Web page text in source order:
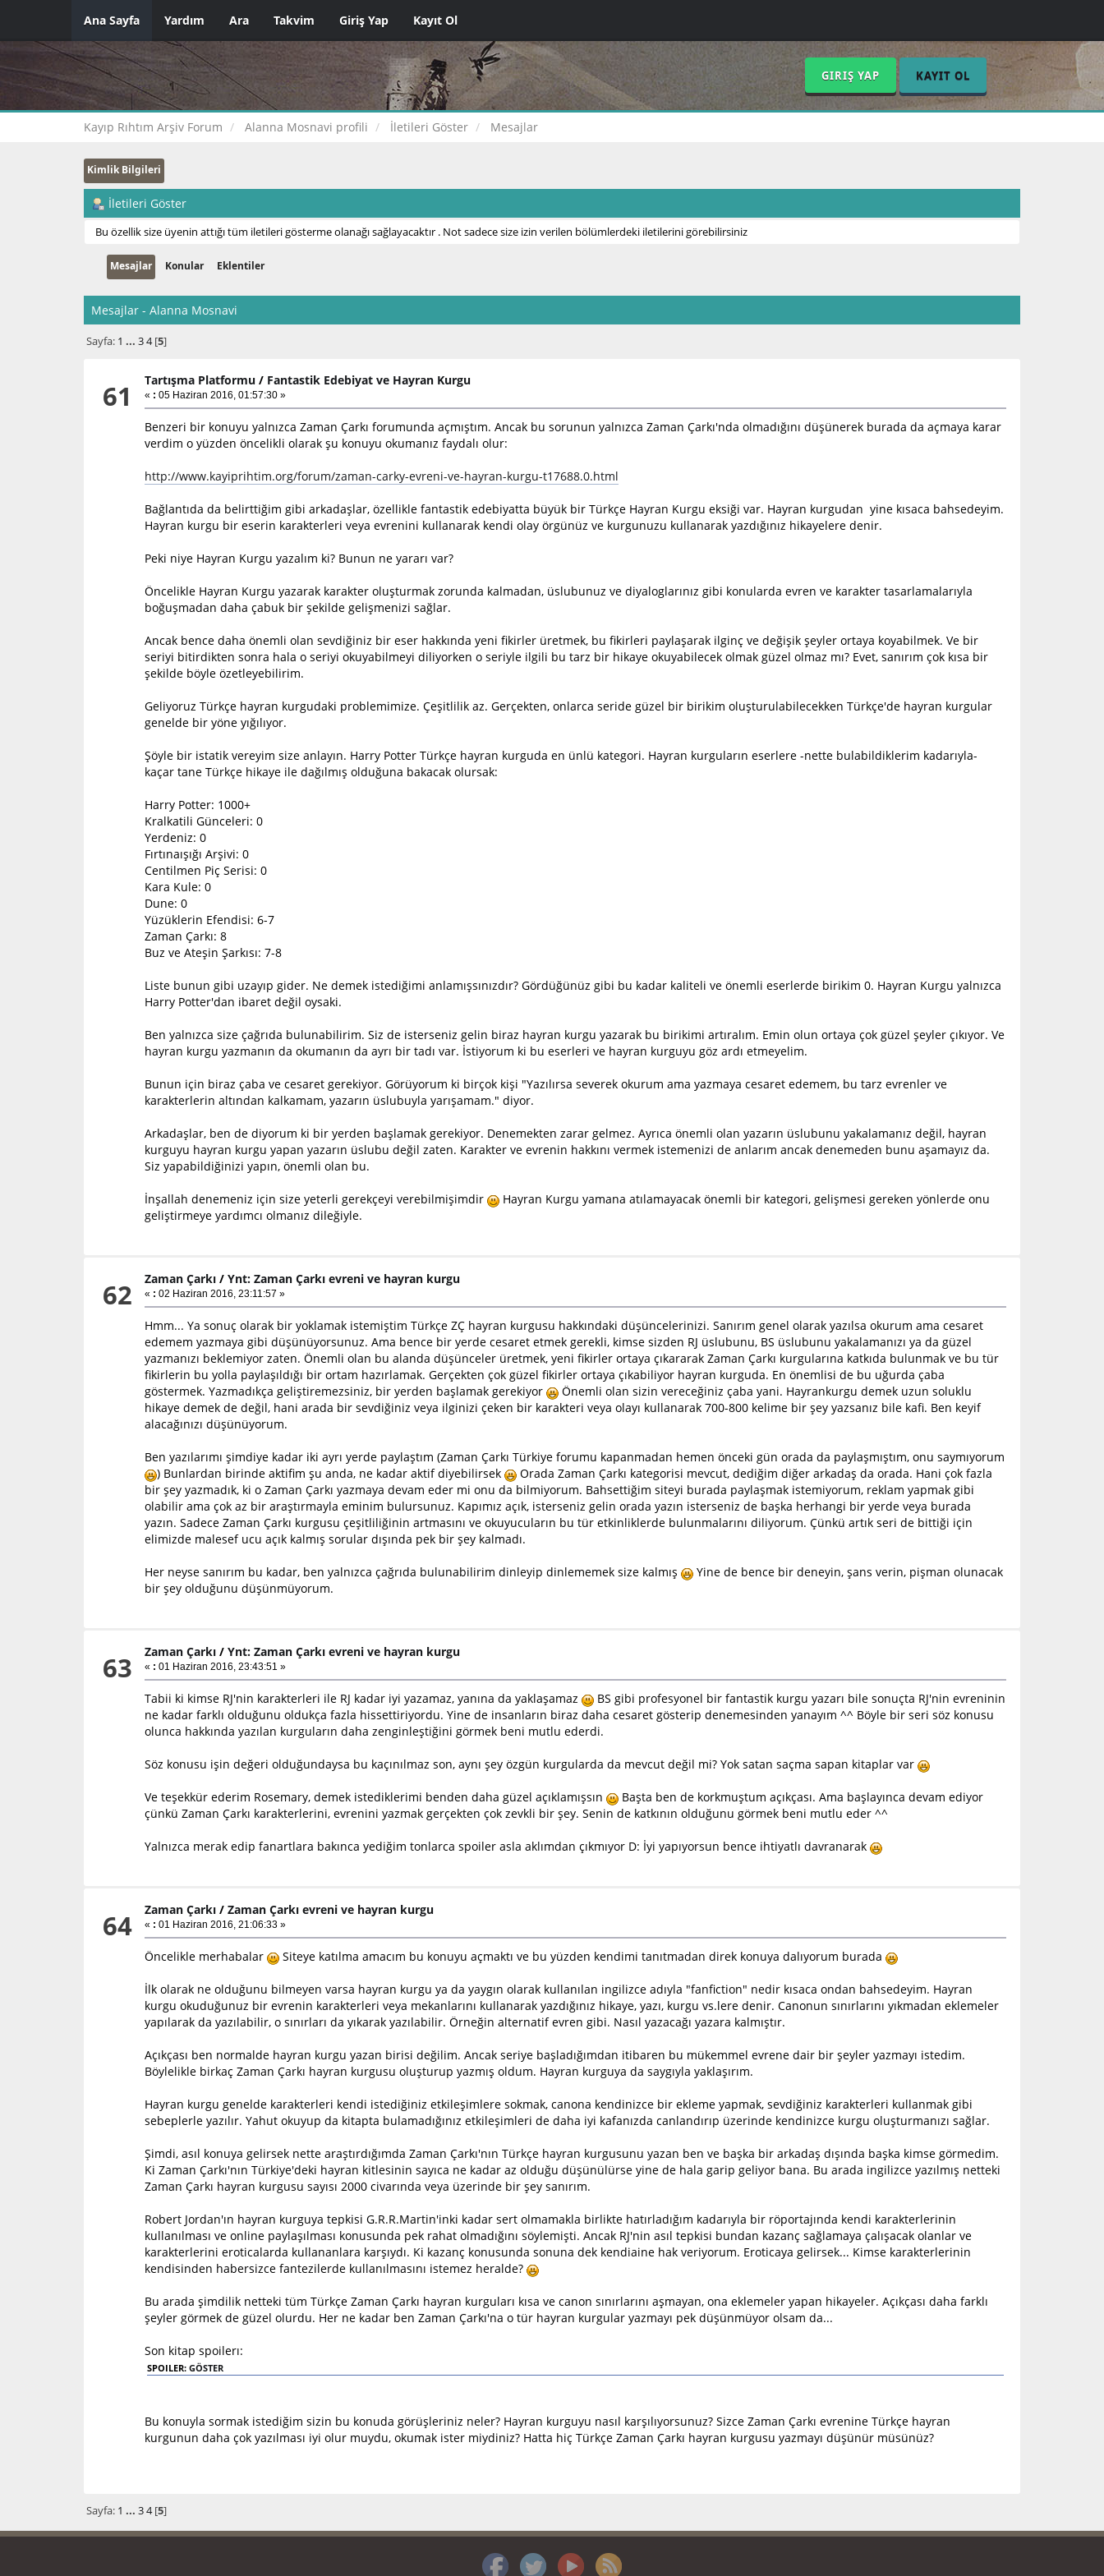
Ana Sayfa Yardım Ara Takvim Giriş Yap Kayıt Ol
GIRIŞ YAP KAYIT OL
Kayıp Rıhtım Arşiv Forum Alanna Mosnavi profili İletileri Göster Mesajlar
Kimlik Bilgileri
İletileri Göster
Bu özellik size üyenin attığı tüm iletileri gösterme olanağı sağlayacaktır . Not sadece size izin verilen bölümlerdeki iletilerini görebilirsiniz
Mesajlar Konular Eklentiler
Mesajlar - Alanna Mosnavi
Sayfa: 1 ... 3 4[5]
61 Tartışma Platformu / Fantastik Edebiyat ve Hayran Kurgu
« : 05 Haziran 2016, 01:57:30 »
Benzeri bir konuyu yalnızca Zaman Çarkı forumunda açmıştım. Ancak bu sorunun yalnızca Zaman Çarkı'nda olmadığını düşünerek burada da açmaya karar
verdim o yüzden öncelikli olarak şu konuyu okumanız faydalı olur:
http://www.kayiprihtim.org/forum/zaman-carky-evreni-ve-hayran-kurgu-t17688.0.html
Bağlantıda da belirttiğim gibi arkadaşlar, özellikle fantastik edebiyatta büyük bir Türkçe Hayran Kurgu eksiği var. Hayran kurgudan yine kısaca bahsedeyim.
Hayran kurgu bir eserin karakterleri veya evrenini kullanarak kendi olay örgünüz ve kurgunuzu kullanarak yazdığınız hikayelere denir.
Peki niye Hayran Kurgu yazalım ki? Bunun ne yararı var?
Öncelikle Hayran Kurgu yazarak karakter oluşturmak zorunda kalmadan, üslubunuz ve diyaloglarınız gibi konularda evren ve karakter tasarlamalarıyla
boğuşmadan daha çabuk bir şekilde gelişmenizi sağlar.
Ancak bence daha önemli olan sevdiğiniz bir eser hakkında yeni fikirler üretmek, bu fikirleri paylaşarak ilginç ve değişik şeyler ortaya koyabilmek. Ve bir
seriyi bitirdikten sonra hala o seriyi okuyabilmeyi diliyorken o seriyle ilgili bu tarz bir hikaye okuyabilecek olmak güzel olmaz mı? Evet, sanırım çok kısa bir
şekilde böyle özetleyebilirim.
Geliyoruz Türkçe hayran kurgudaki problemimize. Çeşitlilik az. Gerçekten, onlarca seride güzel bir birikim oluşturulabilecekken Türkçe'de hayran kurgular
genelde bir yöne yığılıyor.
Şöyle bir istatik vereyim size anlayın. Harry Potter Türkçe hayran kurguda en ünlü kategori. Hayran kurguların eserlere -nette bulabildiklerim kadarıyla-
kaçar tane Türkçe hikaye ile dağılmış olduğuna bakacak olursak:
Harry Potter: 1000+
Kralkatili Günceleri: 0
Yerdeniz: 0
Fırtınaışığı Arşivi: 0
Centilmen Piç Serisi: 0
Kara Kule: 0
Dune: 0
Yüzüklerin Efendisi: 6-7
Zaman Çarkı: 8
Buz ve Ateşin Şarkısı: 7-8
Liste bunun gibi uzayıp gider. Ne demek istediğimi anlamışsınızdır? Gördüğünüz gibi bu kadar kaliteli ve önemli eserlerde birikim 0. Hayran Kurgu yalnızca
Harry Potter'dan ibaret değil oysaki.
Ben yalnızca size çağrıda bulunabilirim. Siz de isterseniz gelin biraz hayran kurgu yazarak bu birikimi artıralım. Emin olun ortaya çok güzel şeyler çıkıyor. Ve
hayran kurgu yazmanın da okumanın da ayrı bir tadı var. İstiyorum ki bu eserleri ve hayran kurguyu göz ardı etmeyelim.
Bunun için biraz çaba ve cesaret gerekiyor. Görüyorum ki birçok kişi "Yazılırsa severek okurum ama yazmaya cesaret edemem, bu tarz evrenler ve
karakterlerin altından kalkamam, yazarın üslubuyla yarışamam." diyor.
Arkadaşlar, ben de diyorum ki bir yerden başlamak gerekiyor. Denemekten zarar gelmez. Ayrıca önemli olan yazarın üslubunu yakalamanız değil, hayran
kurguyu hayran kurgu yapan yazarın üslubu değil zaten. Karakter ve evrenin hakkını vermek istemenizi de anlarım ancak denemeden bunu aşamayız da.
Siz yapabildiğinizi yapın, önemli olan bu.
İnşallah denemeniz için size yeterli gerekçeyi verebilmişimdir
Hayran Kurgu yamana atılamayacak önemli bir kategori, gelişmesi gereken yönlerde onu
geliştirmeye yardımcı olmanız dileğiyle.
62 Zaman Çarkı /Ynt: Zaman Çarkı evreni ve hayran kurgu
« : 02 Haziran 2016, 23:11:57 »
Hmm... Ya sonuç olarak bir yoklamak istemiştim Türkçe ZÇ hayran kurgusu hakkındaki düşüncelerinizi. Sanırım genel olarak yazılsa okurum ama cesaret
edemem yazmaya gibi düşünüyorsunuz. Ama bence bir yerde cesaret etmek gerekli, kimse sizden RJ üslubunu, BS üslubunu yakalamanızı ya da güzel
yazmanızı beklemiyor zaten. Önemli olan bu alanda düşünceler üretmek, yeni fikirler ortaya çıkararak Zaman Çarkı kurgularına katkıda bulunmak ve bu tür
fikirlerin bu yolla paylaşıldığı bir ortam hazırlamak. Gerçekten çok güzel fikirler ortaya çıkabiliyor hayran kurguda. En önemlisi de bu uğurda çaba
göstermek. Yazmadıkça geliştiremezsiniz, bir yerden başlamak gerekiyor
Önemli olan sizin vereceğiniz çaba yani. Hayrankurgu demek uzun soluklu
hikaye demek de değil, hani arada bir sevdiğiniz veya ilginizi çeken bir karakteri veya olayı kullanarak 700-800 kelime bir şey yazsanız bile kafi. Ben keyif
alacağınızı düşünüyorum.
Ben yazılarımı şimdiye kadar iki ayrı yerde paylaştım (Zaman Çarkı Türkiye forumu kapanmadan hemen önceki gün orada da paylaşmıştım, onu saymıyorum
) Bunlardan birinde aktifim şu anda, ne kadar aktif diyebilirsek
Orada Zaman Çarkı kategorisi mevcut, dediğim diğer arkadaş da orada. Hani çok fazla
bir şey yazmadık, ki o Zaman Çarkı yazmaya devam eder mi onu da bilmiyorum. Bahsettiğim siteyi burada paylaşmak istemiyorum, reklam yapmak gibi
olabilir ama çok az bir araştırmayla eminim bulursunuz. Kapımız açık, isterseniz gelin orada yazın isterseniz de başka herhangi bir yerde veya burada
yazın. Sadece Zaman Çarkı kurgusu çeşitliliğinin artmasını ve okuyucuların bu tür etkinliklerde bulunmalarını diliyorum. Çünkü artık seri de bittiği için
elimizde malesef ucu açık kalmış sorular dışında pek bir şey kalmadı.
Her neyse sanırım bu kadar, ben yalnızca çağrıda bulunabilirim dinleyip dinlememek size kalmış
Yine de bence bir deneyin, şans verin, pişman olunacak
bir şey olduğunu düşünmüyorum.
63 Zaman Çarkı /Ynt: Zaman Çarkı evreni ve hayran kurgu
« : 01 Haziran 2016, 23:43:51 »
Tabii ki kimse RJ'nin karakterleri ile RJ kadar iyi yazamaz, yanına da yaklaşamaz
BS gibi profesyonel bir fantastik kurgu yazarı bile sonuçta RJ'nin evreninin
ne kadar farklı olduğunu oldukça fazla hissettiriyordu. Yine de insanların biraz daha cesaret gösterip denemesinden yanayım ^^ Böyle bir seri söz konusu
olunca hakkında yazılan kurguların daha zenginleştiğini görmek beni mutlu ederdi.
Söz konusu işin değeri olduğundaysa bu kaçınılmaz son, aynı şey özgün kurgularda da mevcut değil mi? Yok satan saçma sapan kitaplar var
Ve teşekkür ederim Rosemary, demek istediklerimi benden daha güzel açıklamışsın
Başta ben de korkmuştum açıkçası. Ama başlayınca devam ediyor
çünkü Zaman Çarkı karakterlerini, evrenini yazmak gerçekten çok zevkli bir şey. Senin de katkının olduğunu görmek beni mutlu eder ^^
Yalnızca merak edip fanartlara bakınca yediğim tonlarca spoiler asla aklımdan çıkmıyor D: İyi yapıyorsun bence ihtiyatlı davranarak
64 Zaman Çarkı /Zaman Çarkı evreni ve hayran kurgu
« : 01 Haziran 2016, 21:06:33 »
Öncelikle merhabalar Siteye katılma amacım bu konuyu açmaktı ve bu yüzden kendimi tanıtmadan direk konuya dalıyorum burada
İlk olarak ne olduğunu bilmeyen varsa hayran kurgu ya da yaygın olarak kullanılan ingilizce adıyla "fanfiction" nedir kısaca ondan bahsedeyim. Hayran
kurgu okuduğunuz bir evrenin karakterleri veya mekanlarını kullanarak yazdığınız hikaye, yazı, kurgu vs.lere denir. Canonun sınırlarını yıkmadan eklemeler
yapılarak da yazılabilir, o sınırları da yıkarak yazılabilir. Örneğin alternatif evren gibi. Nasıl yazacağı yazara kalmıştır.
Açıkçası ben normalde hayran kurgu yazan birisi değilim. Ancak seriye başladığımdan itibaren bu mükemmel evrene dair bir şeyler yazmayı istedim.
Böylelikle birkaç Zaman Çarkı hayran kurgusu oluşturup yazmış oldum. Hayran kurguya da saygıyla yaklaşırım.
Hayran kurgu genelde karakterleri kendi istediğiniz etkileşimlere sokmak, canona kendinizce bir ekleme yapmak, sevdiğiniz karakterleri kullanmak gibi
sebeplerle yazılır. Yahut okuyup da kitapta bulamadığınız etkileşimleri de daha iyi kafanızda canlandırıp üzerinde kendinizce kurgu oluşturmanızı sağlar.
Şimdi, asıl konuya gelirsek nette araştırdığımda Zaman Çarkı'nın Türkçe hayran kurgusunu yazan ben ve başka bir arkadaş dışında başka kimse görmedim.
Ki Zaman Çarkı'nın Türkiye'deki hayran kitlesinin sayıca ne kadar az olduğu düşünülürse yine de hala garip geliyor bana. Bu arada ingilizce yazılmış netteki
Zaman Çarkı hayran kurgusu sayısı 2000 civarında veya üzerinde bir şey sanırım.
Robert Jordan'ın hayran kurguya tepkisi G.R.R.Martin'inki kadar sert olmamakla birlikte hatırladığım kadarıyla bir röportajında kendi karakterlerinin
kullanılması ve online paylaşılması konusunda pek rahat olmadığını söylemişti. Ancak RJ'nin asıl tepkisi bundan kazanç sağlamaya çalışacak olanlar ve
karakterlerini eroticalarda kullananlara karşıydı. Ki kazanç konusunda sonuna dek kendiaine hak veriyorum. Eroticaya gelirsek... Kimse karakterlerinin
kendisinden habersizce fantezilerde kullanılmasını istemez heralde?
Bu arada şimdilik netteki tüm Türkçe Zaman Çarkı hayran kurguları kısa ve canon sınırlarını aşmayan, ona eklemeler yapan hikayeler. Açıkçası daha farklı
şeyler görmek de güzel olurdu. Her ne kadar ben Zaman Çarkı'na o tür hayran kurgular yazmayı pek düşünmüyor olsam da...
Son kitap spoilerı:
SPOILER:GÖSTER
Bu konuyla sormak istediğim sizin bu konuda görüşleriniz neler? Hayran kurguyu nasıl karşılıyorsunuz? Sizce Zaman Çarkı evrenine Türkçe hayran
kurgunun daha çok yazılması iyi olur muydu, okumak ister miydiniz? Hatta hiç Türkçe Zaman Çarkı hayran kurgusu yazmayı düşünür müsünüz?
Sayfa: 1 ... 3 4[5]